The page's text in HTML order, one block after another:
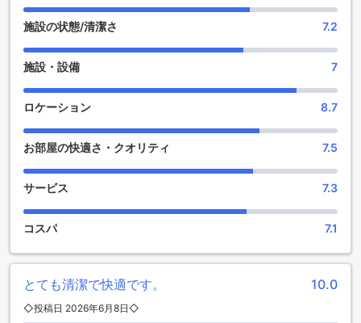
しています。全客室で利用可能な無料Wi-Fiにより、旅行中も
簡単にインターネットにアクセスできます。また、公共エリ
も快適にインターネットを楽しむことができます。
さらに、ホテルでは荷物の保管サービスや、エクスプレスチ
ェックイン・チェックアウトが提供されており、忙しい旅行
者にも最適です。洗濯サービスやドライクリーニングサービ
フティボックスやコンシェルジュサービスも完備しており、
旅行の計画やアクティビティの手配をサポートします。喫煙
者のための指定喫煙エリアもあり、全てのお客様に配慮した
快適な環境が整っています。
交通施設の充実 - ホテル・ベヤズサライ・オールドシティ
イスタンブールの中心に位置するホテル・ベヤズサライ・オ
ールドシティでは、旅行者の利便性を考慮した充実した交通
施設を提供しています。空港からのアクセスが便利な空港送
ーズにホテルへ到着できます。また、観光地へのアクセスも
施設の状態/清潔さ 7.2
施設・設備 7
ロケーション 8.7
お部屋の快適さ・クオリティ 7.5
サービス 7.3
コスパ 7.1
とても清潔で快適です。 10.0
◇投稿日 2026年6月8日◇